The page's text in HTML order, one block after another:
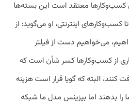
کسب‌وکارها معتقد است این بسته‌ها
اینترنتی، او می‌گوید: از
می‌خواهیم دست از فیلتر
از کسب‌وکارها کسر شأن است که
کنند، البته که گویا قرار است هزینه
را بدهند اما بیزینس مدل ما شبکه